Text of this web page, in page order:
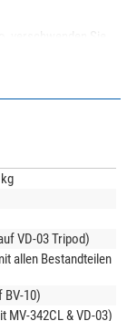
verschwenden Sie
Geräten. Ein
quadratische
Platte sein, können
VD-03 Tripod)
allen Bestandteilen
BV-10)
MV-342CL & VD-03)